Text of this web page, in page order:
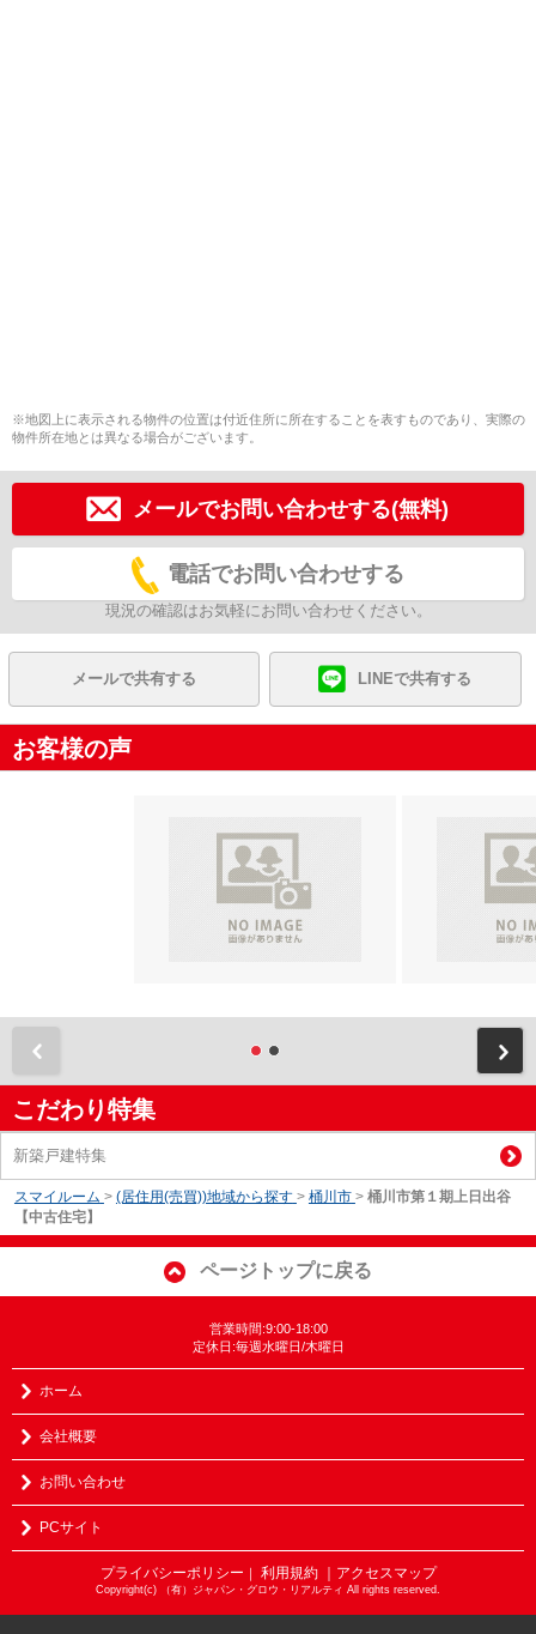
※地図上に表示される物件の位置は付近住所に所在することを表すものであり、実際の
物件所在地とは異なる場合がございます。
メールでお問い合わせする(無料)
電話でお問い合わせする
現況の確認はお気軽にお問い合わせください。
メールで共有する LINEで共有する
お客様の声
こだわり特集
新築戸建特集
スマイルーム > (居住用(売買))地域から探す > 桶川市 > 桶川市第１期上日出谷
【中古住宅】
ページトップに戻る
営業時間:9:00-18:00
定休日:毎週水曜日/木曜日
ホーム
会社概要
お問い合わせ
PCサイト
プライバシーポリシー 利用規約 ｜アクセスマップ
Copyright(c) （有）ジャパン・グロウ・リアルティ All rights reserved.